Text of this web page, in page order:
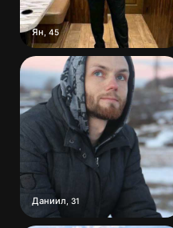
Ян 45
Даниил 31